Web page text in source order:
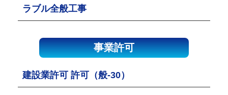
ラブル全般工事
事業許可
建設業許可 許可（般-30）